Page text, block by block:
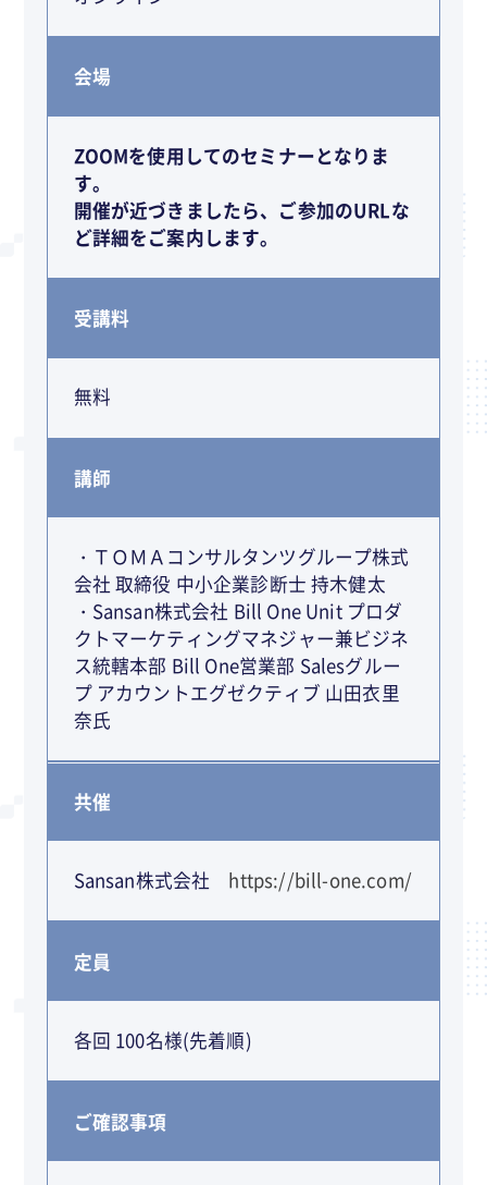
会場
ZOOMを使用してのセミナーとなりま
す。
開催が近づきましたら、ご参加のURLな
ど詳細をご案内します。
受講料
無料
講師
・ＴＯＭＡコンサルタンツグループ株式
会社 取締役 中小企業診断士 持木健太
・Sansan株式会社 Bill One Unit プロダ
クトマーケティングマネジャー兼ビジネ
ス統轄本部 Bill One営業部 Salesグルー
プ アカウントエグゼクティブ 山田衣里
奈氏
共催
Sansan株式会社 https://bill-one.com/
定員
各回 100名様(先着順)
ご確認事項